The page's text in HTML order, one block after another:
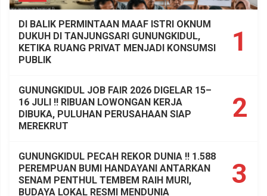
1
DI BALIK PERMINTAAN MAAF ISTRI OKNUM
DUKUH DI TANJUNGSARI GUNUNGKIDUL,
KETIKA RUANG PRIVAT MENJADI KONSUMSI
PUBLIK
2
GUNUNGKIDUL JOB FAIR 2026 DIGELAR 15–
16 JULI !! RIBUAN LOWONGAN KERJA
DIBUKA, PULUHAN PERUSAHAAN SIAP
MEREKRUT
3
GUNUNGKIDUL PECAH REKOR DUNIA !! 1.588
PEREMPUAN BUMI HANDAYANI ANTARKAN
SENAM PENTHUL TEMBEM RAIH MURI,
BUDAYA LOKAL RESMI MENDUNIA